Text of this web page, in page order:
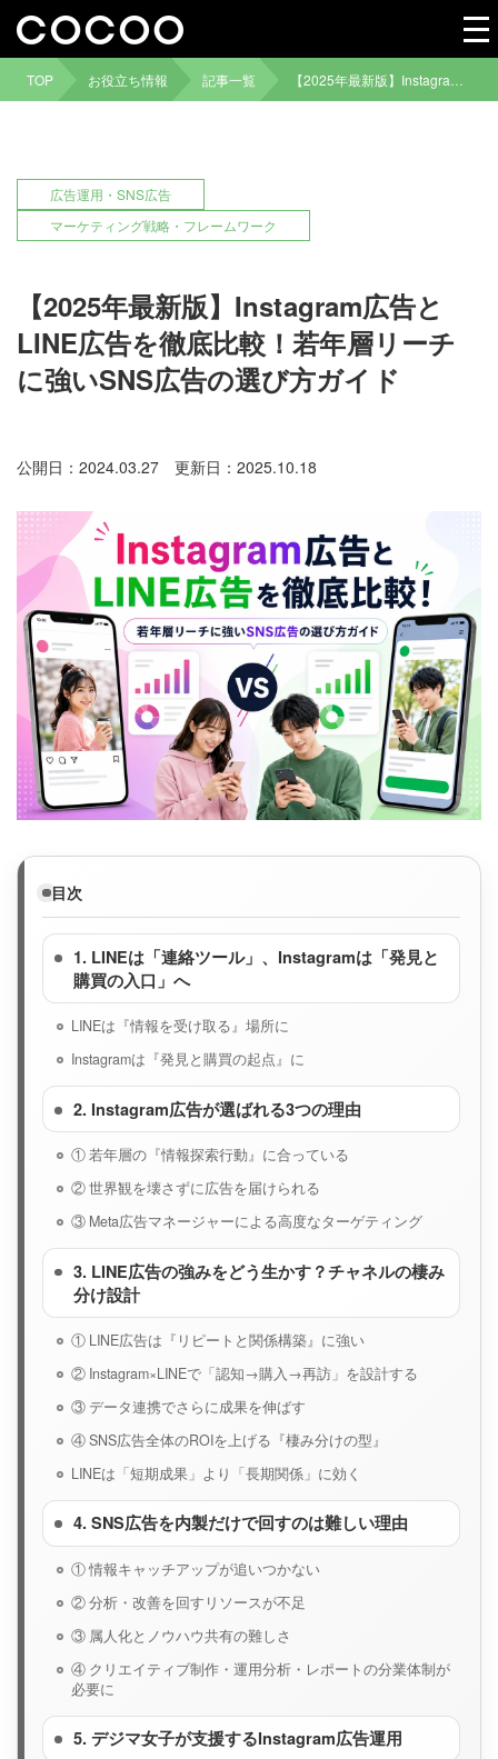
TOP お役立ち情報 記事一覧
広告運用・SNS広告
マーケティング戦略・フレームワーク
【2025年最新版】Instagram広告と
LINE広告を徹底比較！若年層リーチ
に強いSNS広告の選び方ガイド
公開日：2024.03.27 更新日：2025.10.18
目次
1. LINEは「連絡ツール」、Instagramは「発見と
購買の入口」へ
LINEは『情報を受け取る』場所に
Instagramは『発見と購買の起点』に
2. Instagram広告が選ばれる3つの理由
① 若年層の『情報探索行動』に合っている
② 世界観を壊さずに広告を届けられる
③ Meta広告マネージャーによる高度なターゲティング
3. LINE広告の強みをどう生かす？チャネルの棲み
分け設計
① LINE広告は『リピートと関係構築』に強い
② Instagram×LINEで「認知→購入→再訪」を設計する
③ データ連携でさらに成果を伸ばす
④ SNS広告全体のROIを上げる『棲み分けの型』
LINEは「短期成果」より「長期関係」に効く
4. SNS広告を内製だけで回すのは難しい理由
① 情報キャッチアップが追いつかない
② 分析・改善を回すリソースが不足
③ 属人化とノウハウ共有の難しさ
④ クリエイティブ制作・運用分析・レポートの分業体制が
必要に
5. デジマ女子が支援するInstagram広告運用